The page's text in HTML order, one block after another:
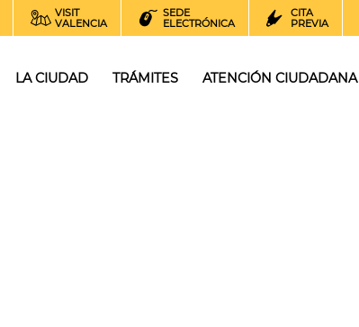
VISIT
VALENCIA
SEDE
ELECTRÓNICA
CITA
PREVIA
LA CIUDAD TRÁMITES ATENCIÓN CIUDADANA